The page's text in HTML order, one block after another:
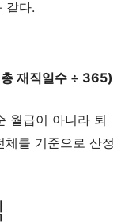
같다.
재직일수 ÷ 365)
월급이 아니라 퇴
를 기준으로 산정